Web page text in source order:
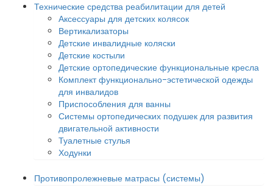
Технические средства реабилитации для детей
Аксессуары для детских колясок
Вертикализаторы
Детские инвалидные коляски
Детские костыли
Детские ортопедические функциональные кресла
Комплект функционально-эстетической одежды
для инвалидов
Приспособления для ванны
Системы ортопедических подушек для развития
двигательной активности
Туалетные стулья
Ходунки
Противопролежневые матрасы (системы)